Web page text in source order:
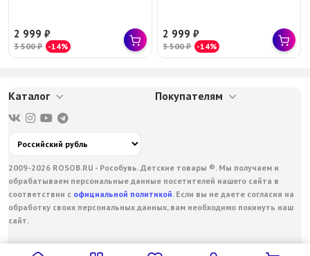
2 999₽
3 500₽ -14%
2 999₽
3 500₽ -14%
Каталог Покупателям
2009-2026 ROSOB.RU - Рособувь. Детские товары ®. Мы получаем и
обрабатываем персональные данные посетителей нашего сайта в
соответствии с официальной политикой. Если вы не даете согласия на
обработку своих персональных данных, вам необходимо покинуть наш
сайт.